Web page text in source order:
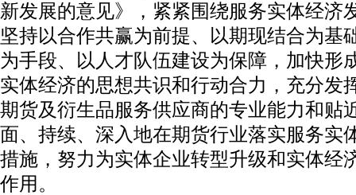
新发展的意见》，紧紧围绕服务实体经济
坚持以合作共赢为前提、以期现结合为基
为手段、以人才队伍建设为保障，加快形
实体经济的思想共识和行动合力，充分发
期货及衍生品服务供应商的专业能力和贴
面、持续、深入地在期货行业落实服务实
措施，努力为实体企业转型升级和实体经
作用。